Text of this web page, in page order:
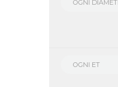
OGNI
OGNI ET